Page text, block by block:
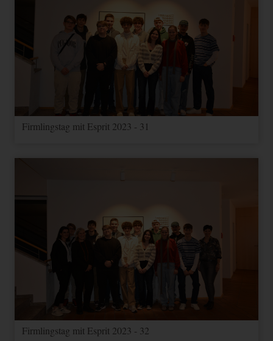
Firmlingstag mit Esprit 2023 - 31
Firmlingstag mit Esprit 2023 - 32